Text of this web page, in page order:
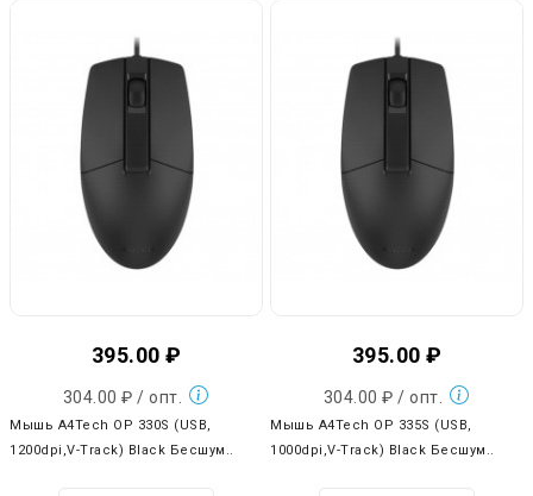
395.00 ₽
304.00 ₽ / опт.
Мышь A4Tech OP 330S (USB,
1200dpi,V-Track) Black Бесшум..
395.00 ₽
304.00 ₽ / опт.
Мышь A4Tech OP 335S (USB,
1000dpi,V-Track) Black Бесшум..